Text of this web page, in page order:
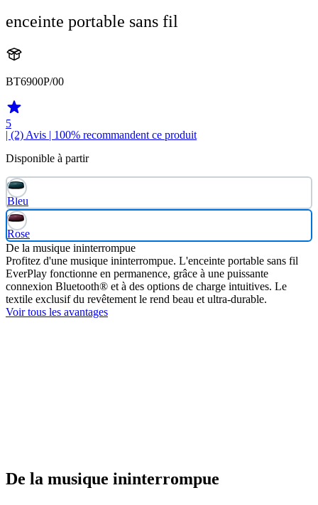
enceinte portable sans fil
BT6900P/00
5
| (2) Avis | 100% recommandent ce produit
Disponible à partir
Bleu
Rose
De la musique ininterrompue
Profitez d'une musique ininterrompue. L'enceinte portable sans fil
EverPlay fonctionne en permanence, grâce à une puissante
connexion Bluetooth® et à des options de charge intuitives. Le
textile exclusif du revêtement le rend beau et ultra-durable.
Voir tous les avantages
De la musique ininterrompue